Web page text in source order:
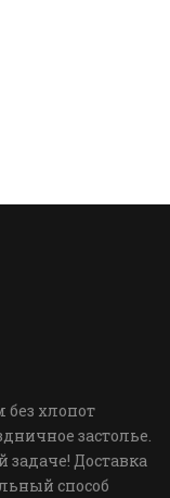
хлопот
застолье.
Доставка
способ